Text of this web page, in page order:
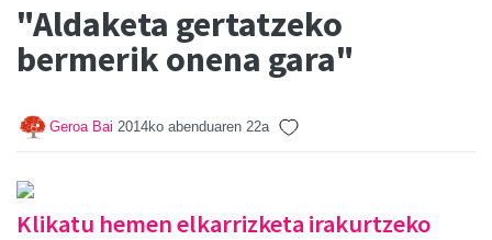
"Aldaketa gertatzeko
bermerik onena gara"
Geroa Bai 2014ko abenduaren 22a
Klikatu hemen elkarrizketa irakurtzeko